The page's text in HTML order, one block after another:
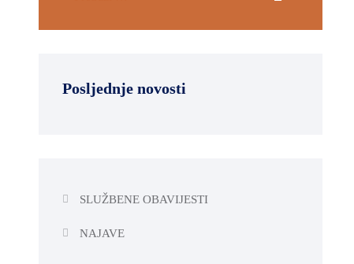
Posljednje novosti
SLUŽBENE OBAVIJESTI
NAJAVE